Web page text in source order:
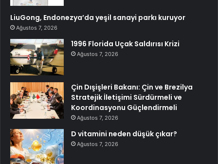
LiuGong, Endonezya’da yeşil sanayi parkı kuruyor
Ağustos 7, 2026
1996 Florida Uçak Saldırısı Krizi
Ağustos 7, 2026
Çin Dışişleri Bakanı: Çin ve Brezilya
Stratejik İletişimi Sürdürmeli ve
Koordinasyonu Güçlendirmeli
Ağustos 7, 2026
D vitamini neden düşük çıkar?
Ağustos 7, 2026